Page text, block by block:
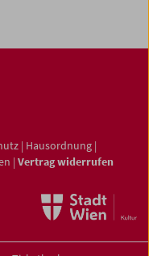
| Hausordnung |
| Vertrag widerrufen